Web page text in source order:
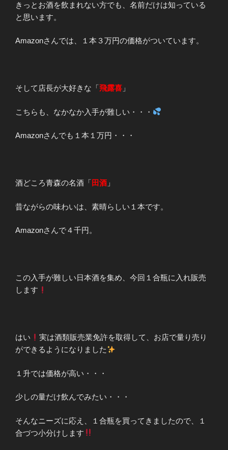
きっとお酒を飲まれない方でも、名前だけは知っている
と思います。
Amazonさんでは、１本３万円の価格がついています。
そして店長が大好きな「飛露喜 」
こちらも、なかなか入手が難しい・・・
Amazonさんでも１本１万円・・・
酒どころ青森の名酒「 田酒 」
昔ながらの味わいは、素晴らしい１本です。
Amazonさんで４千円。
この入手が難しい日本酒を集め、今回１合瓶に入れ販売
します
はい
実は酒類販売業免許を取得して、お店で量り売り
ができるようになりました
１升では価格が高い・・・
少しの量だけ飲んでみたい・・・
そんなニーズに応え、１合瓶を買ってきましたので、１
合づつ小分けします